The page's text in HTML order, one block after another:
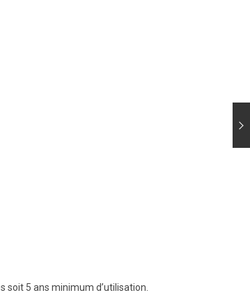
5 ans minimum d’utilisation.